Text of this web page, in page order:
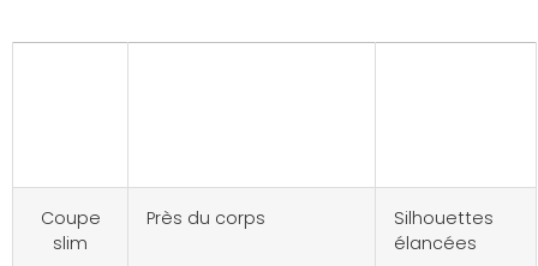
Coupe
slim
Près du corps
Silhouettes
élancées